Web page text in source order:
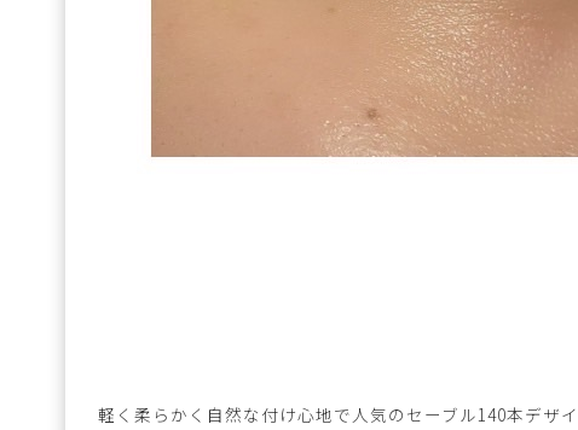
軽く柔らかく自然な付け心地で人気のセーブル140本デザ